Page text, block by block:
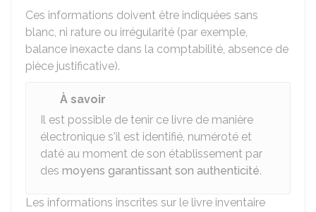
Ces informations doivent être indiquées sans
blanc, ni rature ou irrégularité (par exemple,
balance inexacte dans la comptabilité, absence de
pièce justificative).
À savoir
Il est possible de tenir ce livre de manière
électronique s'il est identifié, numéroté et
daté au moment de son établissement par
des moyens garantissant son authenticité.
Les informations inscrites sur le livre inventaire